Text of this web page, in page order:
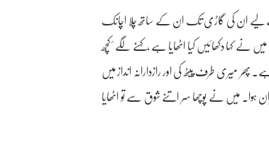
کے لیے ان کی گاڑی تک ان کے ساتھ چلا اچانک
نے کہا دکھائیں کیا اٹھایا ہے ،کہنے لگے "کُچھ
میری طرف پیٹھ کی اور رازدارانہ انداز میں
ہوا۔ میں نے پوچھا سر اتنے شوق سے تو اٹھایا